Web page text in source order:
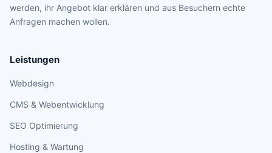
werden, ihr Angebot klar erklären und aus Besuchern echte
Anfragen machen wollen.
Leistungen
Webdesign
CMS & Webentwicklung
SEO Optimierung
Hosting & Wartung